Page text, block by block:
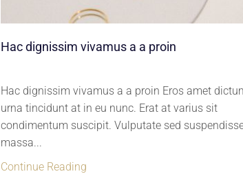
Hac dignissim vivamus a a proin
Hac dignissim vivamus a a proin Eros amet
urna tincidunt at in eu nunc. Erat at varius sit
condimentum suscipit. Vulputate sed
massa...
Continue Reading